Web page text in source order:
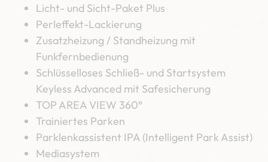
Licht- und Sicht-Paket Plus
Perleffekt-Lackierung
Zusatzheizung / Standheizung mit
Funkfernbedienung
Schlüsselloses Schließ- und Startsystem
Keyless Advanced mit Safesicherung
TOP AREA VIEW 360°
Trainiertes Parken
Parklenkassistent IPA (Intelligent Park Assist)
Mediasystem